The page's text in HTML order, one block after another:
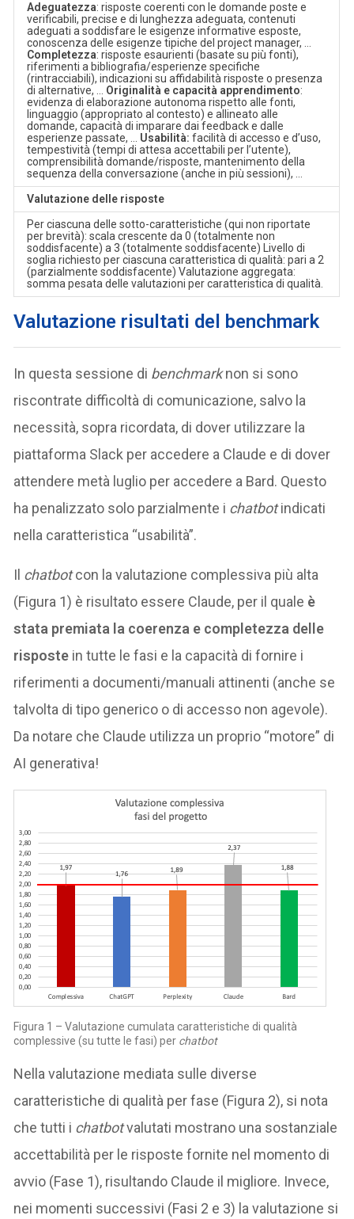
Adeguatezza: risposte coerenti con le domande poste e
verificabili, precise e di lunghezza adeguata, contenuti
adeguati a soddisfare le esigenze informative esposte,
conoscenza delle esigenze tipiche del project manager, …
Completezza: risposte esaurienti (basate su più fonti),
riferimenti a bibliografia/esperienze specifiche
(rintracciabili), indicazioni su affidabilità risposte o presenza
di alternative, … Originalità e capacità apprendimento:
evidenza di elaborazione autonoma rispetto alle fonti,
linguaggio (appropriato al contesto) e allineato alle
domande, capacità di imparare dai feedback e dalle
esperienze passate, … Usabilità:facilità di accesso e d’uso,
tempestività (tempi di attesa accettabili per l’utente),
comprensibilità domande/risposte, mantenimento della
sequenza della conversazione (anche in più sessioni), …
Valutazione delle risposte
Per ciascuna delle sotto-caratteristiche (qui non riportate
per brevità): scala crescente da 0 (totalmente non
soddisfacente) a 3 (totalmente soddisfacente) Livello di
soglia richiesto per ciascuna caratteristica di qualità: pari a 2
(parzialmente soddisfacente) Valutazione aggregata:
somma pesata delle valutazioni per caratteristica di qualità.
Valutazione risultati del benchmark
In questa sessione di benchmarknon si sono
riscontrate difficoltà di comunicazione, salvo la
necessità, sopra ricordata, di dover utilizzare la
piattaforma Slack per accedere a Claude e di dover
attendere metà luglio per accedere a Bard. Questo
ha penalizzato solo parzialmente i chatbotindicati
nella caratteristica “usabilità”.
Il chatbotcon la valutazione complessiva più alta
(Figura 1) è risultato essere Claude, per il quale è
stata premiata la coerenza e completezza delle
risposte in tutte le fasi e la capacità di fornire i
riferimenti a documenti/manuali attinenti (anche se
talvolta di tipo generico o di accesso non agevole).
Da notare che Claude utilizza un proprio “motore” di
AI generativa!
Figura 1 – Valutazione cumulata caratteristiche di qualità
complessive (su tutte le fasi) per chatbot
Nella valutazione mediata sulle diverse
caratteristiche di qualità per fase (Figura 2), si nota
che tutti i chatbotvalutati mostrano una sostanziale
accettabilità per le risposte fornite nel momento di
avvio (Fase 1), risultando Claude il migliore. Invece,
nei momenti successivi (Fasi 2 e 3) la valutazione si